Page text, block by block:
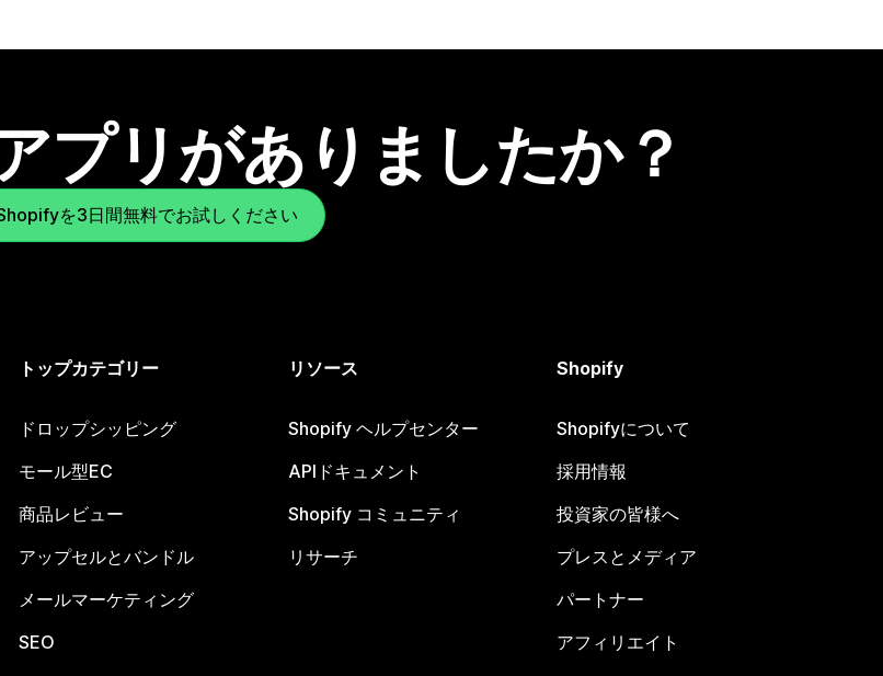
プリがありましたか？
を3日間無料でお試しください
トップカテゴリー
ドロップシッピング
モール型EC
商品レビュー
アップセルとバンドル
メールマーケティング
SEO
リソース
Shopify ヘルプセンター
APIドキュメント
Shopify コミュニティ
リサーチ
Shopify
Shopifyについて
採用情報
投資家の皆様へ
プレスとメディア
パートナー
アフィリエイト